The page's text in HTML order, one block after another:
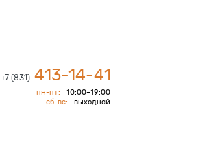
пн-пт: 10:00–19:00
сб-вс: выходной
+7 (831) 413-14-41